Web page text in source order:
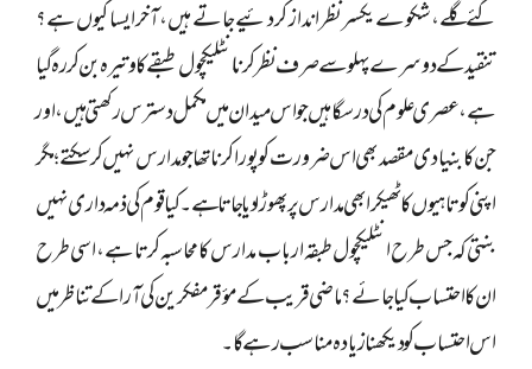
گئے گلے، شکوے یکسر نظر انداز کر دئیے جاتے ہیں ، آخر ایسا کیوں ہے؟
تنقید کے دوسرے پہلو سے صرف نظر کرنا انٹلیکچول طبقے کا وتیرہ بن کر رہ گیا
ہے، عصری علوم کی درسگاہیں جو اس میدان میں مکمل دسترس رکھتی ہیں، اور
جن کا بنیادی مقصد بھی اس ضرورت کو پورا کرنا تھا جو مدارس نہیں کر سکتے؛ مگر
اپنی کوتاہیوں کا ٹھیکرا بھی مدارس پر پھوڑا دیا جاتا ہے۔ کیا قوم کی ذمہ داری نہیں
بنتی کہ جس طرح انٹلیکچول طبقہ ارباب مدارس کا محاسبہ کرتا ہے، اسی طرح
ان کا احتساب کیا جائے؟ ماضی قریب کے مؤقر مفکرین کی آرا کے تناظر میں
اس احتساب کو دیکھنا زیادہ مناسب رہے گا۔